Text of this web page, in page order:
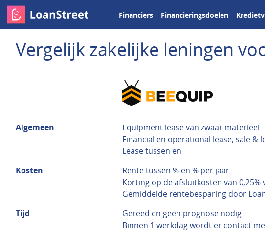
Financiers Financieringsdoelen
Vergelijk zakelijke leningen
Algemeen
Equipment lease van zwaar materieel
Financial en operational lease, sale &
Lease tussen en
Kosten
Rente tussen % en % per jaar
Korting op de afsluitkosten van 0,25%
Gemiddelde rentebesparing door
Tijd
Gereed en geen prognose nodig
Binnen 1 werkdag wordt er contact